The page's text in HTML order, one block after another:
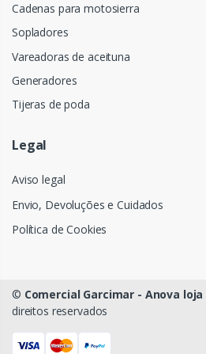
Cadenas para motosierra
Sopladores
Vareadoras de aceituna
Generadores
Tijeras de poda
Legal
Aviso legal
Envio, Devoluções e Cuidados
Política de Cookies
© Comercial Garcimar - Anova loja
direitos reservados